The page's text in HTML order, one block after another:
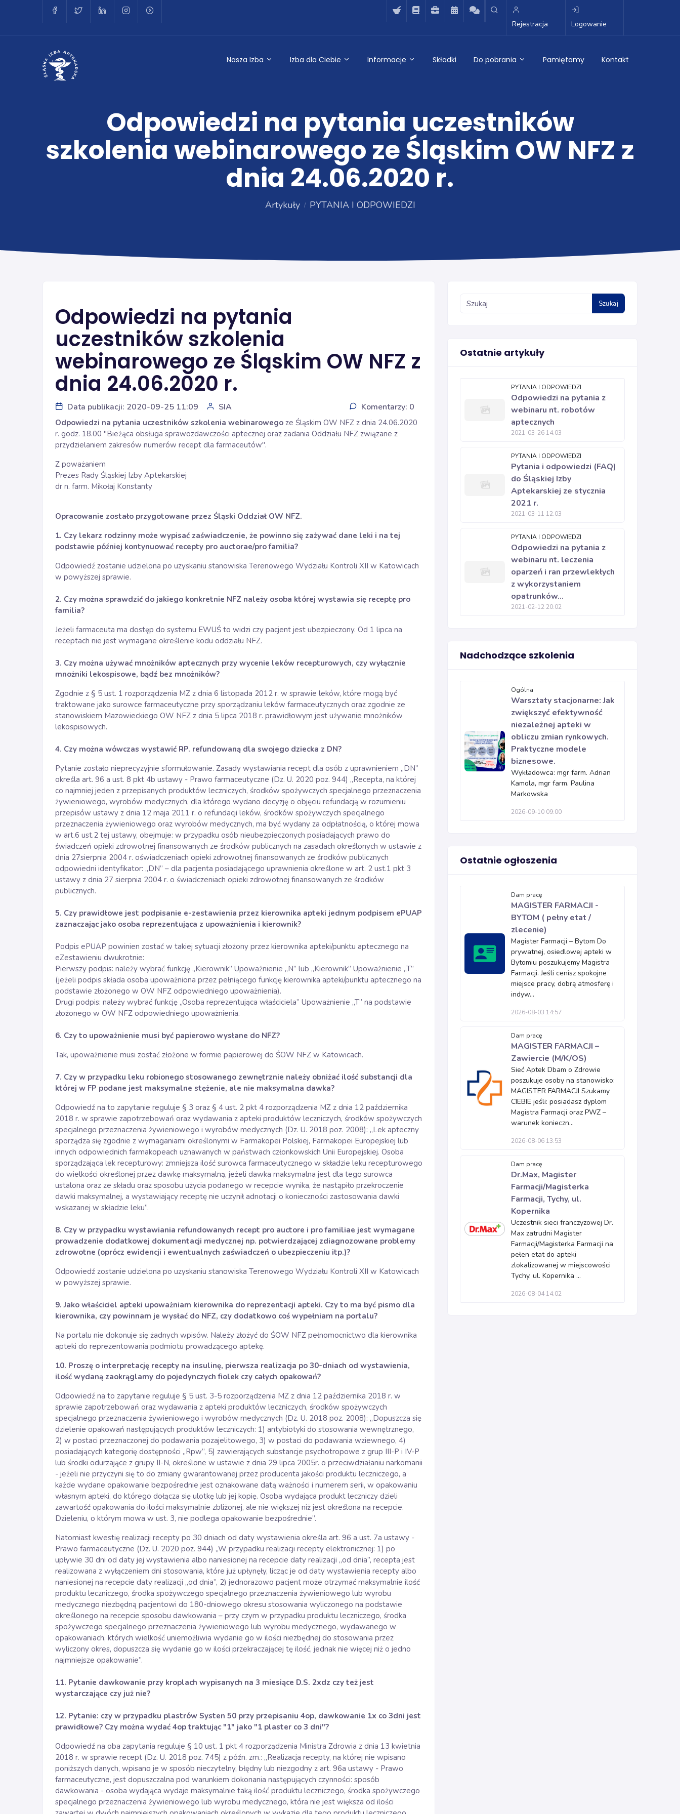
Rejestracja Logowanie
Nasza Izba Izba dla Ciebie Informacje Składki Do pobrania Pamiętamy Kontakt
Odpowiedzi na pytania uczestników
szkolenia webinarowego ze Śląskim OW NFZ z
dnia 24.06.2020 r.
Artykuły PYTANIA I ODPOWIEDZI
Odpowiedzi na pytania
uczestników szkolenia
webinarowego ze Śląskim OW NFZ z
dnia 24.06.2020 r.
Data publikacji: 2020-09-25 11:09 SIA Komentarzy: 0
Odpowiedzi na pytania uczestników szkolenia webinarowego ze Śląskim OW NFZ z dnia 24.06.2020
r. godz. 18.00 "Bieżąca obsługa sprawozdawczości aptecznej oraz zadania Oddziału NFZ związane z
przydzielaniem zakresów numerów recept dla farmaceutów".
Z poważaniem
Prezes Rady Śląskiej Izby Aptekarskiej
dr n. farm. Mikołaj Konstanty
Opracowanie zostało przygotowane przez Śląski Oddział OW NFZ.
1. Czy lekarz rodzinny może wypisać zaświadczenie, że powinno się zażywać dane leki i na tej
podstawie później kontynuować recepty pro auctorae/pro familia?
Odpowiedź zostanie udzielona po uzyskaniu stanowiska Terenowego Wydziału Kontroli XII w Katowicach
w powyższej sprawie.
2. Czy można sprawdzić do jakiego konkretnie NFZ należy osoba której wystawia się receptę pro
familia?
Jeżeli farmaceuta ma dostęp do systemu EWUŚ to widzi czy pacjent jest ubezpieczony. Od 1 lipca na
receptach nie jest wymagane określenie kodu oddziału NFZ.
3. Czy można używać mnożników aptecznych przy wycenie leków recepturowych, czy wyłącznie
mnożniki lekospisowe, bądź bez mnożników?
Zgodnie z § 5 ust. 1 rozporządzenia MZ z dnia 6 listopada 2012 r. w sprawie leków, które mogą być
traktowane jako surowce farmaceutyczne przy sporządzaniu leków farmaceutycznych oraz zgodnie ze
stanowiskiem Mazowieckiego OW NFZ z dnia 5 lipca 2018 r. prawidłowym jest używanie mnożników
lekospisowych.
4. Czy można wówczas wystawić RP. refundowaną dla swojego dziecka z DN?
Pytanie zostało nieprecyzyjnie sformułowanie. Zasady wystawiania recept dla osób z uprawnieniem „DN”
określa art. 96 a ust. 8 pkt 4b ustawy - Prawo farmaceutyczne (Dz. U. 2020 poz. 944) „Recepta, na której
co najmniej jeden z przepisanych produktów leczniczych, środków spożywczych specjalnego przeznaczenia
żywieniowego, wyrobów medycznych, dla którego wydano decyzję o objęciu refundacją w rozumieniu
przepisów ustawy z dnia 12 maja 2011 r. o refundacji leków, środków spożywczych specjalnego
przeznaczenia żywieniowego oraz wyrobów medycznych, ma być wydany za odpłatnością, o której mowa
w art.6 ust.2 tej ustawy, obejmuje: w przypadku osób nieubezpieczonych posiadających prawo do
świadczeń opieki zdrowotnej finansowanych ze środków publicznych na zasadach określonych w ustawie z
dnia 27sierpnia 2004 r. oświadczeniach opieki zdrowotnej finansowanych ze środków publicznych
odpowiedni identyfikator: „DN” – dla pacjenta posiadającego uprawnienia określone w art. 2 ust.1 pkt 3
ustawy z dnia 27 sierpnia 2004 r. o świadczeniach opieki zdrowotnej finansowanych ze środków
publicznych.
5. Czy prawidłowe jest podpisanie e-zestawienia przez kierownika apteki jednym podpisem ePUAP
zaznaczając jako osoba reprezentująca z upoważnienia i kierownik?
Podpis ePUAP powinien zostać w takiej sytuacji złożony przez kierownika apteki/punktu aptecznego na
eZestawieniu dwukrotnie:
Pierwszy podpis: należy wybrać funkcję „Kierownik” Upoważnienie „N” lub „Kierownik” Upoważnienie „T”
(jeżeli podpis składa osoba upoważniona przez pełniącego funkcję kierownika apteki/punktu aptecznego na
podstawie złożonego w OW NFZ odpowiedniego upoważnienia).
Drugi podpis: należy wybrać funkcję „Osoba reprezentująca właściciela” Upoważnienie „T” na podstawie
złożonego w OW NFZ odpowiedniego upoważnienia.
6. Czy to upoważnienie musi być papierowo wysłane do NFZ?
Tak, upoważnienie musi zostać złożone w formie papierowej do ŚOW NFZ w Katowicach.
7. Czy w przypadku leku robionego stosowanego zewnętrznie należy obniżać ilość substancji dla
której w FP podane jest maksymalne stężenie, ale nie maksymalna dawka?
Odpowiedź na to zapytanie reguluje § 3 oraz § 4 ust. 2 pkt 4 rozporządzenia MZ z dnia 12 października
2018 r. w sprawie zapotrzebowań oraz wydawania z apteki produktów leczniczych, środków spożywczych
specjalnego przeznaczenia żywieniowego i wyrobów medycznych (Dz. U. 2018 poz. 2008): „Lek apteczny
sporządza się zgodnie z wymaganiami określonymi w Farmakopei Polskiej, Farmakopei Europejskiej lub
innych odpowiednich farmakopeach uznawanych w państwach członkowskich Unii Europejskiej. Osoba
sporządzająca lek recepturowy: zmniejsza ilość surowca farmaceutycznego w składzie leku recepturowego
do wielkości określonej przez dawkę maksymalną, jeżeli dawka maksymalna jest dla tego surowca
ustalona oraz ze składu oraz sposobu użycia podanego w recepcie wynika, że nastąpiło przekroczenie
dawki maksymalnej, a wystawiający receptę nie uczynił adnotacji o konieczności zastosowania dawki
wskazanej w składzie leku”.
8. Czy w przypadku wystawiania refundowanych recept pro auctore i pro familiae jest wymagane
prowadzenie dodatkowej dokumentacji medycznej np. potwierdzającej zdiagnozowane problemy
zdrowotne (oprócz ewidencji i ewentualnych zaświadczeń o ubezpieczeniu itp.)?
Odpowiedź zostanie udzielona po uzyskaniu stanowiska Terenowego Wydziału Kontroli XII w Katowicach
w powyższej sprawie.
9. Jako właściciel apteki upoważniam kierownika do reprezentacji apteki. Czy to ma być pismo dla
kierownika, czy powinnam je wysłać do NFZ, czy dodatkowo coś wypełniam na portalu?
Na portalu nie dokonuje się żadnych wpisów. Należy złożyć do ŚOW NFZ pełnomocnictwo dla kierownika
apteki do reprezentowania podmiotu prowadzącego aptekę.
10. Proszę o interpretację recepty na insulinę, pierwsza realizacja po 30-dniach od wystawienia,
ilość wydaną zaokrąglamy do pojedynczych fiolek czy całych opakowań?
Odpowiedź na to zapytanie reguluje § 5 ust. 3-5 rozporządzenia MZ z dnia 12 października 2018 r. w
sprawie zapotrzebowań oraz wydawania z apteki produktów leczniczych, środków spożywczych
specjalnego przeznaczenia żywieniowego i wyrobów medycznych (Dz. U. 2018 poz. 2008): „Dopuszcza się
dzielenie opakowań następujących produktów leczniczych: 1) antybiotyki do stosowania wewnętrznego,
2) w postaci przeznaczonej do podawania pozajelitowego, 3) w postaci do podawania wziewnego, 4)
posiadających kategorię dostępności „Rpw”, 5) zawierających substancje psychotropowe z grup III-P i IV-P
lub środki odurzające z grupy II-N, określone w ustawie z dnia 29 lipca 2005r. o przeciwdziałaniu narkomanii
- jeżeli nie przyczyni się to do zmiany gwarantowanej przez producenta jakości produktu leczniczego, a
każde wydane opakowanie bezpośrednie jest oznakowane datą ważności i numerem serii, w opakowaniu
własnym apteki, do którego dołącza się ulotkę lub jej kopię. Osoba wydająca produkt leczniczy dzieli
zawartość opakowania do ilości maksymalnie zbliżonej, ale nie większej niż jest określona na recepcie.
Dzieleniu, o którym mowa w ust. 3, nie podlega opakowanie bezpośrednie”.
Natomiast kwestię realizacji recepty po 30 dniach od daty wystawienia określa art. 96 a ust. 7a ustawy -
Prawo farmaceutyczne (Dz. U. 2020 poz. 944) „W przypadku realizacji recepty elektronicznej: 1) po
upływie 30 dni od daty jej wystawienia albo naniesionej na recepcie daty realizacji „od dnia”, recepta jest
realizowana z wyłączeniem dni stosowania, które już upłynęły, licząc je od daty wystawienia recepty albo
naniesionej na recepcie daty realizacji „od dnia”, 2) jednorazowo pacjent może otrzymać maksymalnie ilość
produktu leczniczego, środka spożywczego specjalnego przeznaczenia żywieniowego lub wyrobu
medycznego niezbędną pacjentowi do 180-dniowego okresu stosowania wyliczonego na podstawie
określonego na recepcie sposobu dawkowania – przy czym w przypadku produktu leczniczego, środka
spożywczego specjalnego przeznaczenia żywieniowego lub wyrobu medycznego, wydawanego w
opakowaniach, których wielkość uniemożliwia wydanie go w ilości niezbędnej do stosowania przez
wyliczony okres, dopuszcza się wydanie go w ilości przekraczającej tę ilość, jednak nie więcej niż o jedno
najmniejsze opakowanie”.
11. Pytanie dawkowanie przy kroplach wypisanych na 3 miesiące D.S. 2xdz czy też jest
wystarczające czy już nie?
12. Pytanie: czy w przypadku plastrów Systen 50 przy przepisaniu 4op, dawkowanie 1x co 3dni jest
prawidłowe? Czy można wydać 4op traktując "1" jako "1 plaster co 3 dni"?
Odpowiedź na oba zapytania reguluje § 10 ust. 1 pkt 4 rozporządzenia Ministra Zdrowia z dnia 13 kwietnia
2018 r. w sprawie recept (Dz. U. 2018 poz. 745) z późn. zm.: „Realizacja recepty, na której nie wpisano
poniższych danych, wpisano je w sposób nieczytelny, błędny lub niezgodny z art. 96a ustawy - Prawo
farmaceutyczne, jest dopuszczalna pod warunkiem dokonania następujących czynności: sposób
dawkowania - osoba wydająca wydaje maksymalnie taką ilość produktu leczniczego, środka spożywczego
specjalnego przeznaczenia żywieniowego lub wyrobu medycznego, która nie jest większa od ilości
Szukaj
Ostatnie artykuły
PYTANIA I ODPOWIEDZI
Odpowiedzi na pytania z
webinaru nt. robotów
aptecznych
2021-03-26 14:03
PYTANIA I ODPOWIEDZI
Pytania i odpowiedzi (FAQ)
do Śląskiej Izby
Aptekarskiej ze stycznia
2021 r.
2021-03-11 12:03
PYTANIA I ODPOWIEDZI
Odpowiedzi na pytania z
webinaru nt. leczenia
oparzeń i ran przewlekłych
z wykorzystaniem
opatrunków...
2021-02-12 20:02
Nadchodzące szkolenia
Ogólna
Warsztaty stacjonarne: Jak
zwiększyć efektywność
niezależnej apteki w
obliczu zmian rynkowych.
Praktyczne modele
biznesowe.
Wykładowca: mgr farm. Adrian
Kamola, mgr farm. Paulina
Markowska
2026-09-10 09:00
Ostatnie ogłoszenia
Dam pracę
MAGISTER FARMACJI -
BYTOM ( pełny etat /
zlecenie)
Magister Farmacji – Bytom Do
prywatnej, osiedlowej apteki w
Bytomiu poszukujemy Magistra
Farmacji. Jeśli cenisz spokojne
miejsce pracy, dobrą atmosferę i
indyw...
2026-08-03 14:57
Dam pracę
MAGISTER FARMACJI –
Zawiercie (M/K/OS)
Sieć Aptek Dbam o Zdrowie
poszukuje osoby na stanowisko:
MAGISTER FARMACJI Szukamy
CIEBIE jeśli: posiadasz dyplom
Magistra Farmacji oraz PWZ –
warunek konieczn...
2026-08-06 13:53
Dam pracę
Dr.Max, Magister
Farmacji/Magisterka
Farmacji, Tychy, ul.
Kopernika
Uczestnik sieci franczyzowej Dr.
Max zatrudni Magister
Farmacji/Magisterka Farmacji na
pełen etat do apteki
zlokalizowanej w miejscowości
Tychy, ul. Kopernika ...
2026-08-04 14:02